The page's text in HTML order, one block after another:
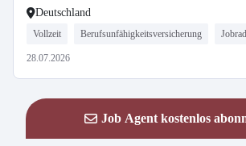
Deutschland
Vollzeit Berufsunfähigkeitsversicherung Jobrad
28.07.2026
Job Agent kostenlos